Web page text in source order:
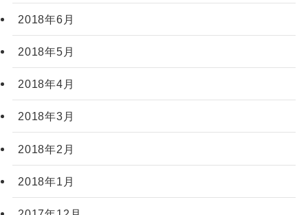
2018年6月
2018年5月
2018年4月
2018年3月
2018年2月
2018年1月